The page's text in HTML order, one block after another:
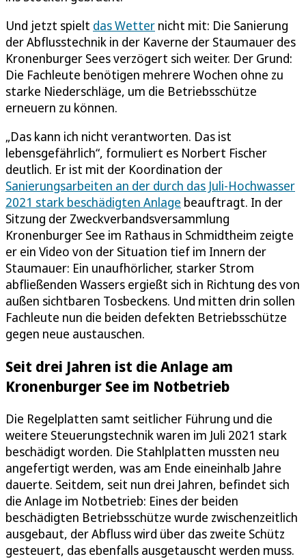
Und jetzt spielt das Wetter nicht mit: Die Sanierung
der Abflusstechnik in der Kaverne der Staumauer des
Kronenburger Sees verzögert sich weiter. Der Grund:
Die Fachleute benötigen mehrere Wochen ohne zu
starke Niederschläge, um die Betriebsschütze
erneuern zu können.
„Das kann ich nicht verantworten. Das ist
lebensgefährlich“, formuliert es Norbert Fischer
deutlich. Er ist mit der Koordination der
Sanierungsarbeiten an der durch das Juli-Hochwasser
2021 stark beschädigten Anlage beauftragt. In der
Sitzung der Zweckverbandsversammlung
Kronenburger See im Rathaus in Schmidtheim zeigte
er ein Video von der Situation tief im Innern der
Staumauer: Ein unaufhörlicher, starker Strom
abfließenden Wassers ergießt sich in Richtung des von
außen sichtbaren Tosbeckens. Und mitten drin sollen
Fachleute nun die beiden defekten Betriebsschütze
gegen neue austauschen.
Seit drei Jahren ist die Anlage am
Kronenburger See im Notbetrieb
Die Regelplatten samt seitlicher Führung und die
weitere Steuerungstechnik waren im Juli 2021 stark
beschädigt worden. Die Stahlplatten mussten neu
angefertigt werden, was am Ende eineinhalb Jahre
dauerte. Seitdem, seit nun drei Jahren, befindet sich
die Anlage im Notbetrieb: Eines der beiden
beschädigten Betriebsschütze wurde zwischenzeitlich
ausgebaut, der Abfluss wird über das zweite Schütz
gesteuert, das ebenfalls ausgetauscht werden muss.